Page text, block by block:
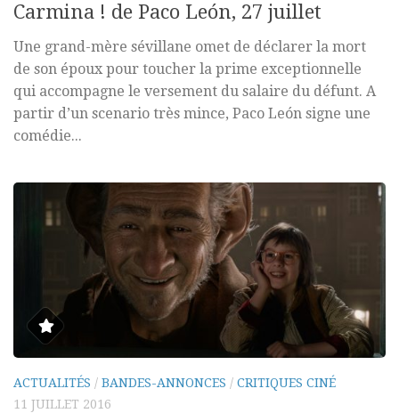
Carmina ! de Paco León, 27 juillet
Une grand-mère sévillane omet de déclarer la mort
de son époux pour toucher la prime exceptionnelle
qui accompagne le versement du salaire du défunt. A
partir d’un scenario très mince, Paco León signe une
comédie...
ACTUALITÉS / BANDES-ANNONCES / CRITIQUES CINÉ
11 JUILLET 2016